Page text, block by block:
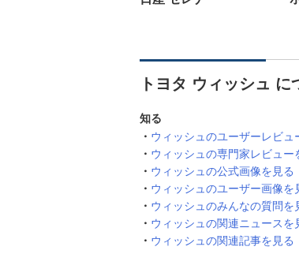
トヨタ ウィッシュ に
知る
ウィッシュのユーザーレビュ
ウィッシュの専門家レビュー
ウィッシュの公式画像を見る
ウィッシュのユーザー画像を
ウィッシュのみんなの質問を
ウィッシュの関連ニュースを
ウィッシュの関連記事を見る